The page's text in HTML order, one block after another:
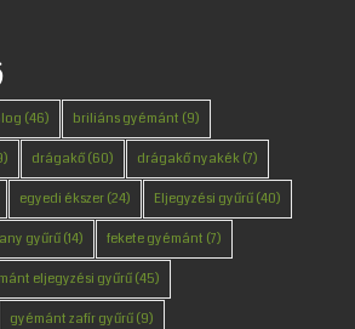
(46) briliáns gyémánt (9)
drágakő(60) drágakő nyakék(7)
egyedi ékszer(24) Eljegyzési gyűrű(40)
gyűrű(14) fekete gyémánt (7)
eljegyzési gyűrű(45)
gyémánt zafír gyűrű(9)